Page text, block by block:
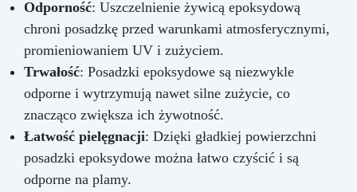
Odporność: Uszczelnienie żywicą epoksydową
chroni posadzkę przed warunkami atmosferycznymi,
promieniowaniem UV i zużyciem.
Trwałość: Posadzki epoksydowe są niezwykle
odporne i wytrzymują nawet silne zużycie, co
znacząco zwiększa ich żywotność.
Łatwość pielęgnacji: Dzięki gładkiej powierzchni
posadzki epoksydowe można łatwo czyścić i są
odporne na plamy.